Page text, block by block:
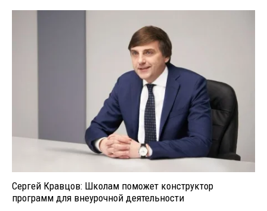
Сергей Кравцов: Школам поможет конструктор
программ для внеурочной деятельности